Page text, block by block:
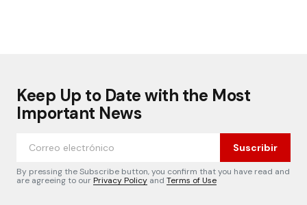
Keep Up to Date with the Most
Important News
Suscribir
By pressing the Subscribe button, you confirm that you have read and
are agreeing to ourPrivacy Policy and Terms of Use